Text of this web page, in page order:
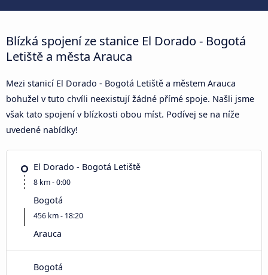
Blízká spojení ze stanice El Dorado - Bogotá
Letiště a města Arauca
Mezi stanicí El Dorado - Bogotá Letiště a městem Arauca
bohužel v tuto chvíli neexistují žádné přímé spoje. Našli jsme
však tato spojení v blízkosti obou míst. Podívej se na níže
uvedené nabídky!
El Dorado - Bogotá Letiště
8 km - 0:00
Bogotá
456 km - 18:20
Arauca
Bogotá